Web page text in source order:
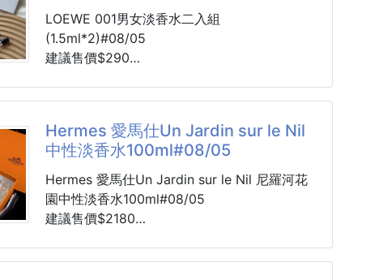
LOEWE 001男女淡香水二入組
(1.5ml*2)#08/05
建議售價$290
男女對香，無論自用、情侶共享或體驗香氣都
很適合！
男香是沉穩木質調，帶一絲絲的清冷感，整體
聞起來很有故事感，有種高級的中性氛圍；女
像剛洗好澡後乾淨的體香，柔軟又溫軟。
Hermes 愛馬仕Un Jardin sur le Nil
中性淡香水100ml#08/05
Hermes 愛馬仕Un Jardin sur le Nil 尼羅河花
園中性淡香水100ml#08/05
建議售價$2180